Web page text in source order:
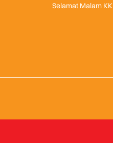
Selamat Malam KK